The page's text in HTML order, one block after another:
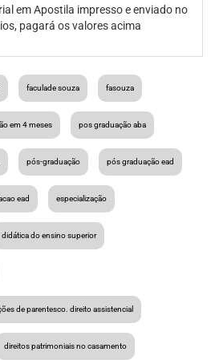
em Apostila impresso e enviado no
pagará os valores acima
faculade souza fasouza
em 4 meses pos graduação aba
pós-graduação pós graduação ead
ead especialização
didática do ensino superior
de parentesco. direito assistencial
direitos patrimoniais no casamento